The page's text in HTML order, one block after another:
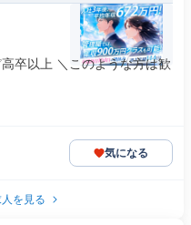
卒以上 ＼このような方は歓
気になる
を見る